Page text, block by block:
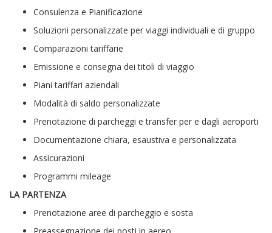
Consulenza e Pianificazione
Soluzioni personalizzate per viaggi individuali e di gruppo
Comparazioni tariffarie
Emissione e consegna dei titoli di viaggio
Piani tariffari aziendali
Modalità di saldo personalizzate
Prenotazione di parcheggi e transfer per e dagli aeroporti
Documentazione chiara, esaustiva e personalizzata
Assicurazioni
Programmi mileage
LA PARTENZA
Prenotazione aree di parcheggio e sosta